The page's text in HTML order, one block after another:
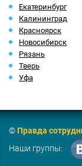
Екатеринбург
Калининград
Красноярск
Новосибирск
Рязань
Тверь
Уфа
©Правда
Наши группы: